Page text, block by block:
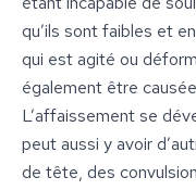
qu’ils sont faibles et
qui est agité ou
également être
L’affaissement se
peut aussi y avoir
de tête, des